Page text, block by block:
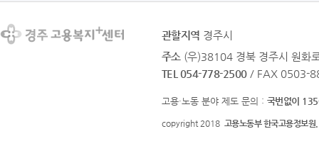
관할지역 경주시
주소 (우)38104 경북 경주시 원화
TEL 054-778-2500 / FAX 0503-
고용·노동 분야 제도 문의 : 국번없이
copyright 2018 고용노동부 한국고용정보원.